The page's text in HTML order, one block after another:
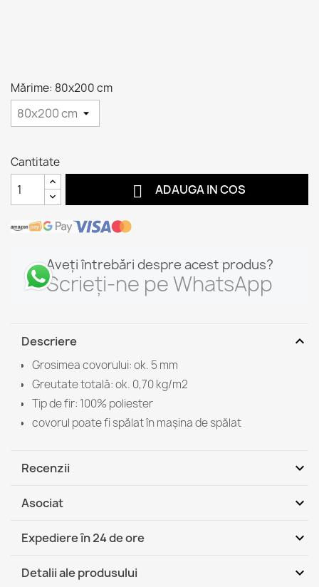
Mărime: 80x200 cm
Cantitate
 ADAUGA IN COS
Aveți întrebări despre acest produs?
Scrieți-ne pe WhatsApp
Descriere expand_more
Grosimea covorului: ok. 5 mm
Greutate totală: ok. 0,70 kg/m2
Tip de fir: 100% poliester
covorul poate fi spălat în mașina de spălat
Recenzii expand_more
Asociat expand_more
Expediere în 24 de ore expand_more
DHL / GLS România - Ramburs
(COD)
Detalii ale produsului expand_more